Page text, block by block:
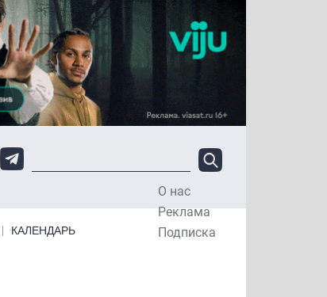
О нас
Реклама
Подписка
КАЛЕНДАРЬ